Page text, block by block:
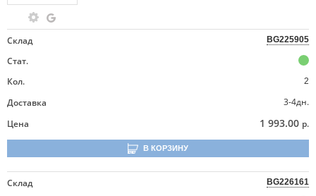
Склад BG225905
Стат.
Кол.
2
Доставка
3-4дн.
Цена
1 993.00 р.
В КОРЗИНУ
Склад BG226161